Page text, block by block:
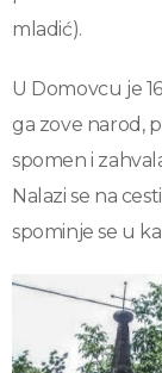
mladić).
U Domovcu je
ga zove narod,
spomen i
Nalazi se na
spominje se u